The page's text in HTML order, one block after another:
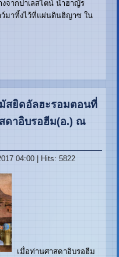
จากปาเลสไตน์ นำฮาญัร
ว์มาทิ้งไว้ที่แผ่นดินฮิญาซ ใน
สยิดอัลฮะรอมตอนที่
ดาอิบรอฮีม(อ.) ณ
04:00 | Hits: 5822
เมื่อท่านศาสดาอิบรอฮีม